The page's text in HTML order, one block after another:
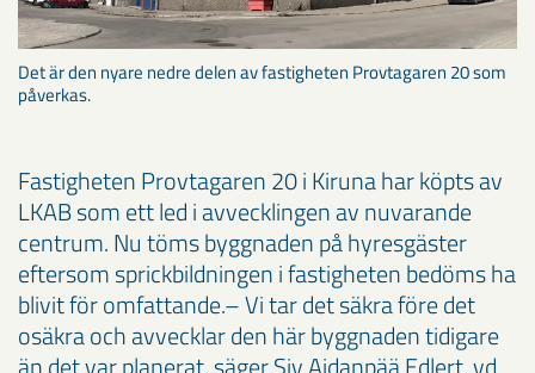
Det är den nyare nedre delen av fastigheten Provtagaren 20 som
påverkas.
Fastigheten Provtagaren 20 i Kiruna har köpts av
LKAB som ett led i avvecklingen av nuvarande
centrum. Nu töms byggnaden på hyresgäster
eftersom sprickbildningen i fastigheten bedöms ha
blivit för omfattande.– Vi tar det säkra före det
osäkra och avvecklar den här byggnaden tidigare